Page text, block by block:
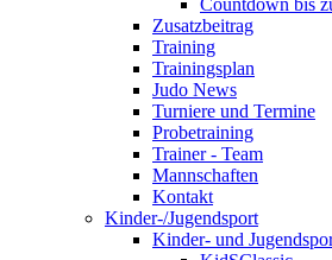
Zusatzbeitrag
Training
Trainingsplan
Judo News
Turniere und Termine
Probetraining
Trainer - Team
Mannschaften
Kontakt
Kinder-/Jugendsport
Kinder- und